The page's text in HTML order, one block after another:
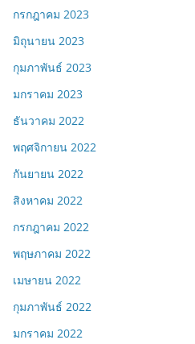
กรกฎาคม 2023
มิถุนายน 2023
กุมภาพันธ์ 2023
มกราคม 2023
ธันวาคม 2022
พฤศจิกายน 2022
กันยายน 2022
สิงหาคม 2022
กรกฎาคม 2022
พฤษภาคม 2022
เมษายน 2022
กุมภาพันธ์ 2022
มกราคม 2022